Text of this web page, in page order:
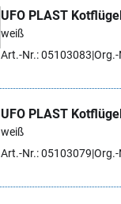
UFO PLAST
weiß
Art.-Nr.: 05103083 Org.-
UFO PLAST
weiß
Art.-Nr.: 05103079 Org.-